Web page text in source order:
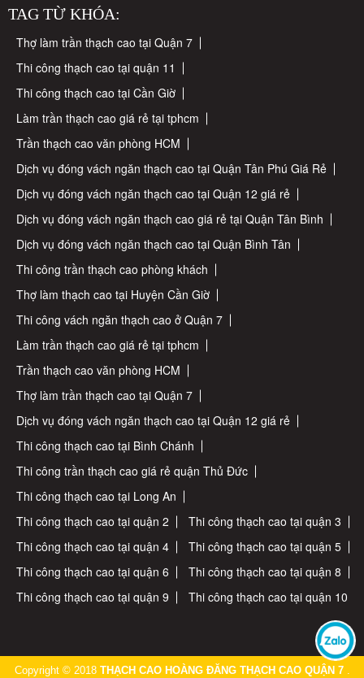
TAG TỪ KHÓA:
Thợ làm trần thạch cao tại Quận 7
Thi công thạch cao tại quận 11
Thi công thạch cao tại Cần Giờ
Làm trần thạch cao giá rẻ tại tphcm
Trần thạch cao văn phòng HCM
Dịch vụ đóng vách ngăn thạch cao tại Quận Tân Phú Giá Rẻ
Dịch vụ đóng vách ngăn thạch cao tại Quận 12 giá rẻ
Dịch vụ đóng vách ngăn thạch cao giá rẻ tại Quận Tân Bình
Dịch vụ đóng vách ngăn thạch cao tại Quận Bình Tân
Thi công trần thạch cao phòng khách
Thợ làm thạch cao tại Huyện Cần Giờ
Thi công vách ngăn thạch cao ở Quận 7
Làm trần thạch cao giá rẻ tại tphcm
Trần thạch cao văn phòng HCM
Thợ làm trần thạch cao tại Quận 7
Dịch vụ đóng vách ngăn thạch cao tại Quận 12 giá rẻ
Thi công thạch cao tại Bình Chánh
Thi công trần thạch cao giá rẻ quận Thủ Đức
Thi công thạch cao tại Long An
Thi công thạch cao tại quận 2
Thi công thạch cao tại quận 3
Thi công thạch cao tại quận 4
Thi công thạch cao tại quận 5
Thi công thạch cao tại quận 6
Thi công thạch cao tại quận 8
Thi công thạch cao tại quận 9
Thi công thạch cao tại quận 10
Copyright © 2018 THẠCH CAO HOÀNG ĐĂNG THẠCH CAO QUẬN 7.